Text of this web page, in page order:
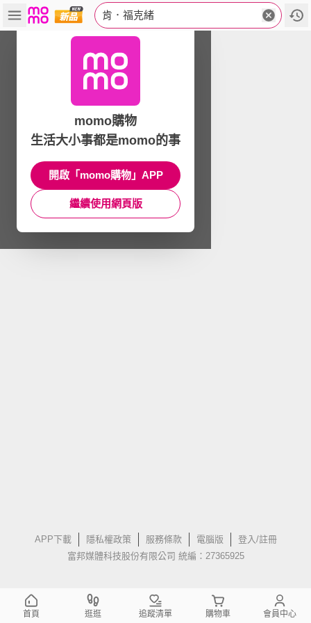
肯．福克緒
APP下載 隱私權政策 服務條款 電腦版
登入/註冊
富邦媒體科技股份有限公司 統編：27365925
momo購物
生活大小事都是momo的事
開啟「momo購物」APP
繼續使用網頁版
首頁 逛逛 追蹤清單 購物車 會員中心